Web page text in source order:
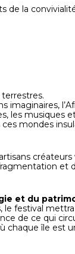
de la
imaginaires,
les musiques
mondes
et
et du
le festival
de ce qui
chaque île est